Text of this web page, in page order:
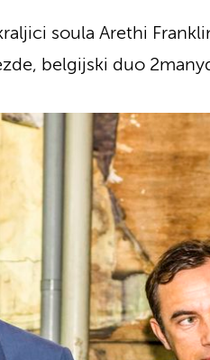
soula Arethi
belgijski duo